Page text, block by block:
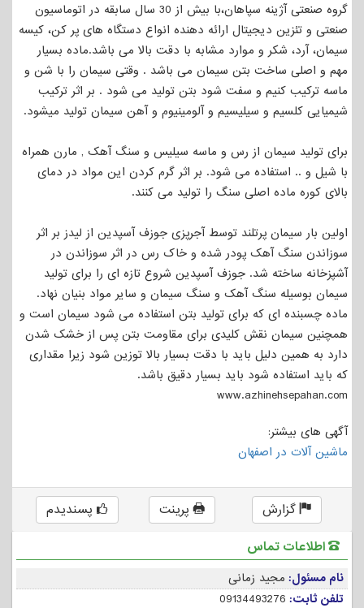
گروه صنعتی آژینه سپاهان،با بیش از 30 سال سابقه در اتوماسیون
صنعتی و تئزین دیجیتال ارائه دهنده انواع دستگاه های پر کن، کیسه
سیمان، آرد، شکر و موارد مشابه با دقت بالا می باشد.ماده بسیار
مهم و اصلی ساخت بتن سیمان می باشد . وقتی سیمان را با شن و
ماسه ترکیب کنیم و سفت شود بتن تولید می شود . بر اثر ترکیب
شیمیایی کلسیم و سیلیسیم و آلومینیوم و آهن سیمان تولید میشود.
برای تولید سیمان از رس و ماسه سیلیس و سنگ آهک , مارن همراه
با شیل و .. استفاده می شود. بر اثر گرم کردن این مواد در دمای
بالای کوره ماده اصلی سنگ را تولید می کنند.
اولین بار سیمان پرتلند توسط آجرپزی جوزف آسپدین از لیدز بر اثر
سوزاندن سنگ آهک پودر شده و خاک رس در اثر سوزاندن در
آشپزخانه ساخته شد. جوزف آسپدین شروع تازه ای را برای تولید
سیمان بوسیله سنگ آهک و سنگ سیمان و سایر مواد بنیان نهاد.
ماده چسبنده ای که برای تولید بتن استفاده می شود سیمان است و
همچنین سیمان نقش کلیدی برای مقاومت بتن پس از خشک شدن
دارد به همین دلیل باید با دقت بسیار بالا توزین شود زیرا مقداری
که باید استفاده شود باید بسیار دقیق باشد.
www.azhinehsepahan.com
آگهی های بیشتر:
ماشین آلات در اصفهان
گزارش پرینت
پسندیدم
اطلاعات تماس
نام مسئول: مجید زمانی
تلفن ثابت: 09134493276